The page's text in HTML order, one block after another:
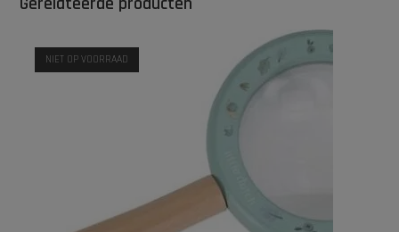
NIET OP VOORRAAD